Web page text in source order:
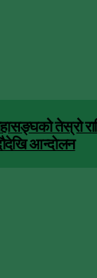
तेस्रो
आन्दाेलन